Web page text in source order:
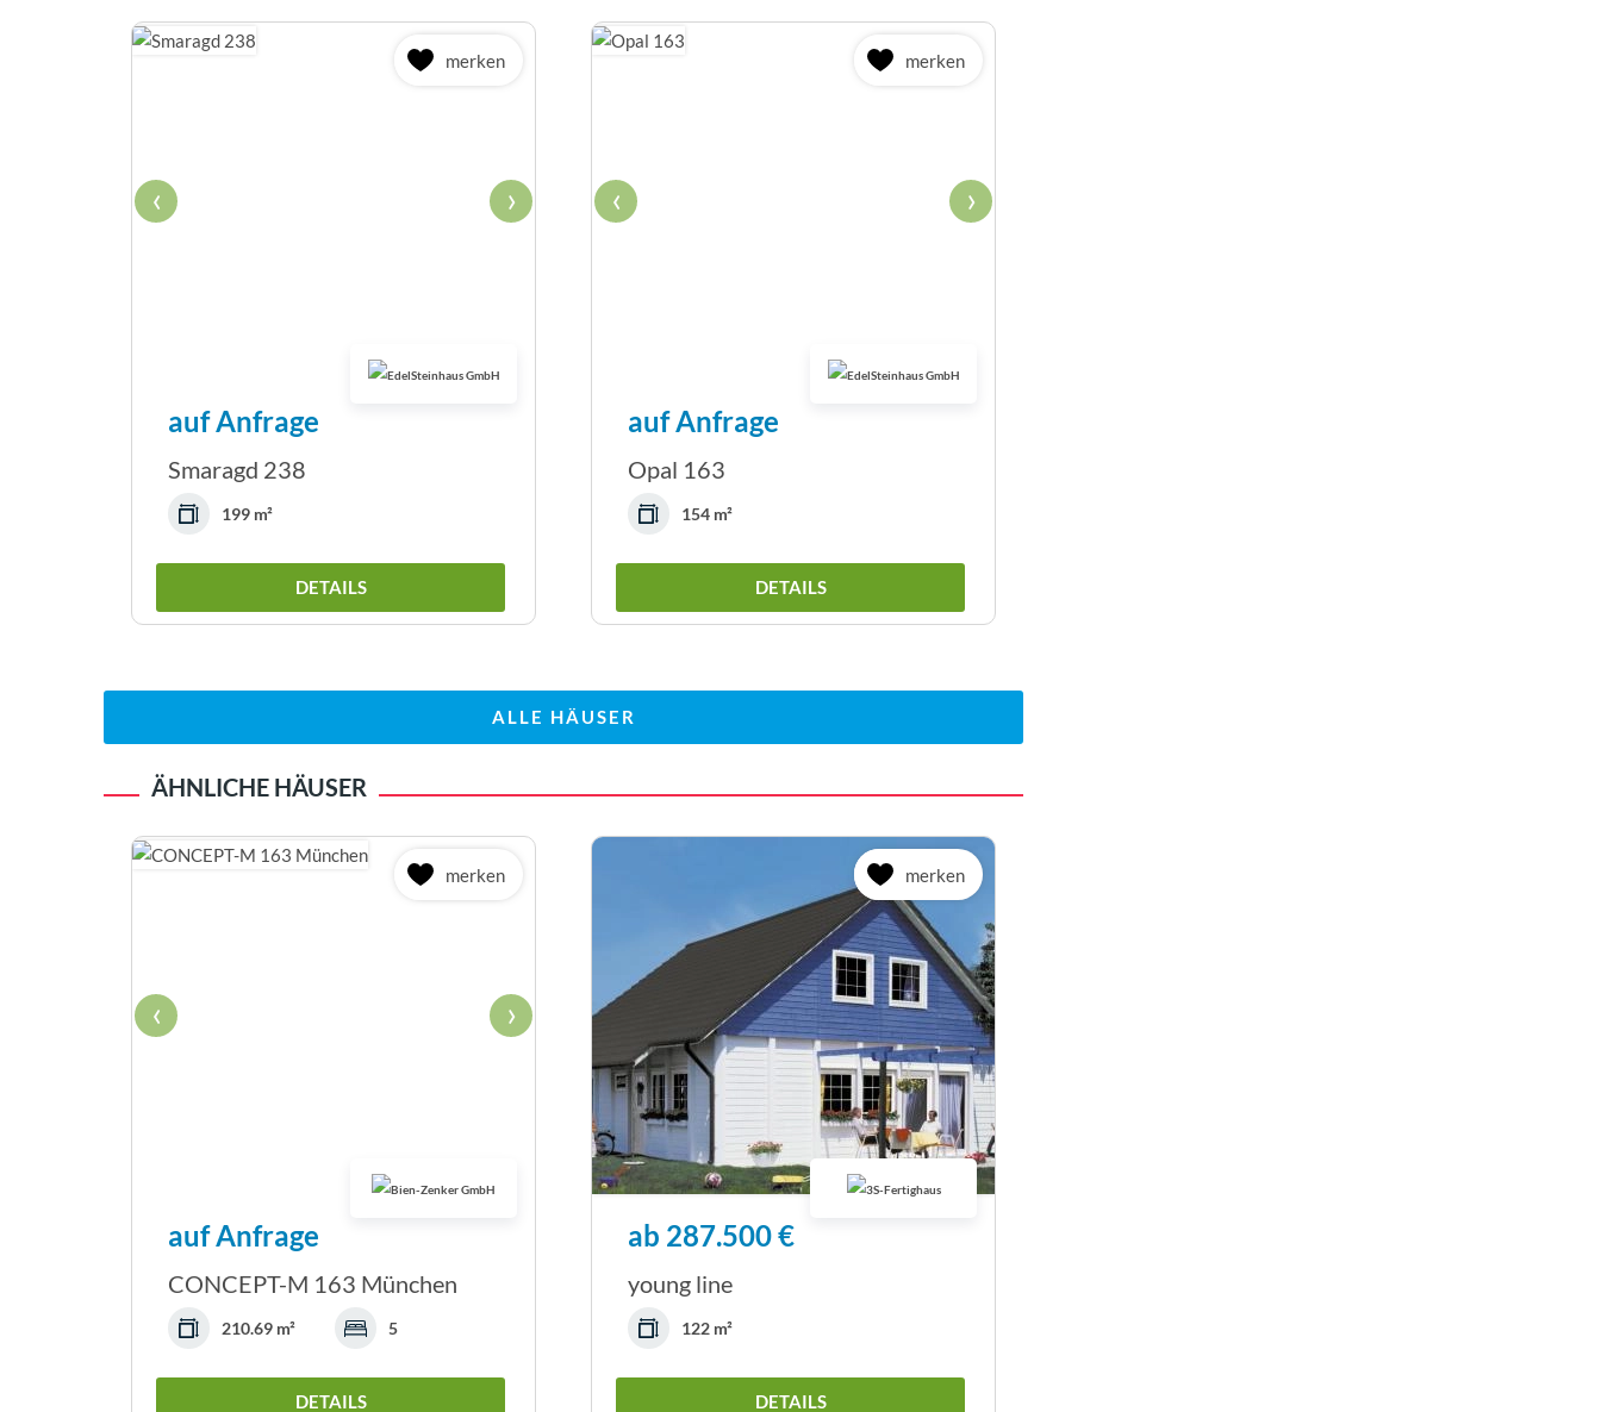
merken
‹ ›
auf Anfrage
Smaragd 238
199 m²
DETAILS
merken
‹ ›
auf Anfrage
Opal 163
154 m²
DETAILS
ALLE HÄUSER
ÄHNLICHE HÄUSER
merken
‹ ›
auf Anfrage
CONCEPT-M 163 München
210.69 m² 5
DETAILS
merken
ab 287.500 €
young line
122 m²
DETAILS